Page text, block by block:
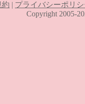
約 | プライバシーポリ
Copyright 2005-